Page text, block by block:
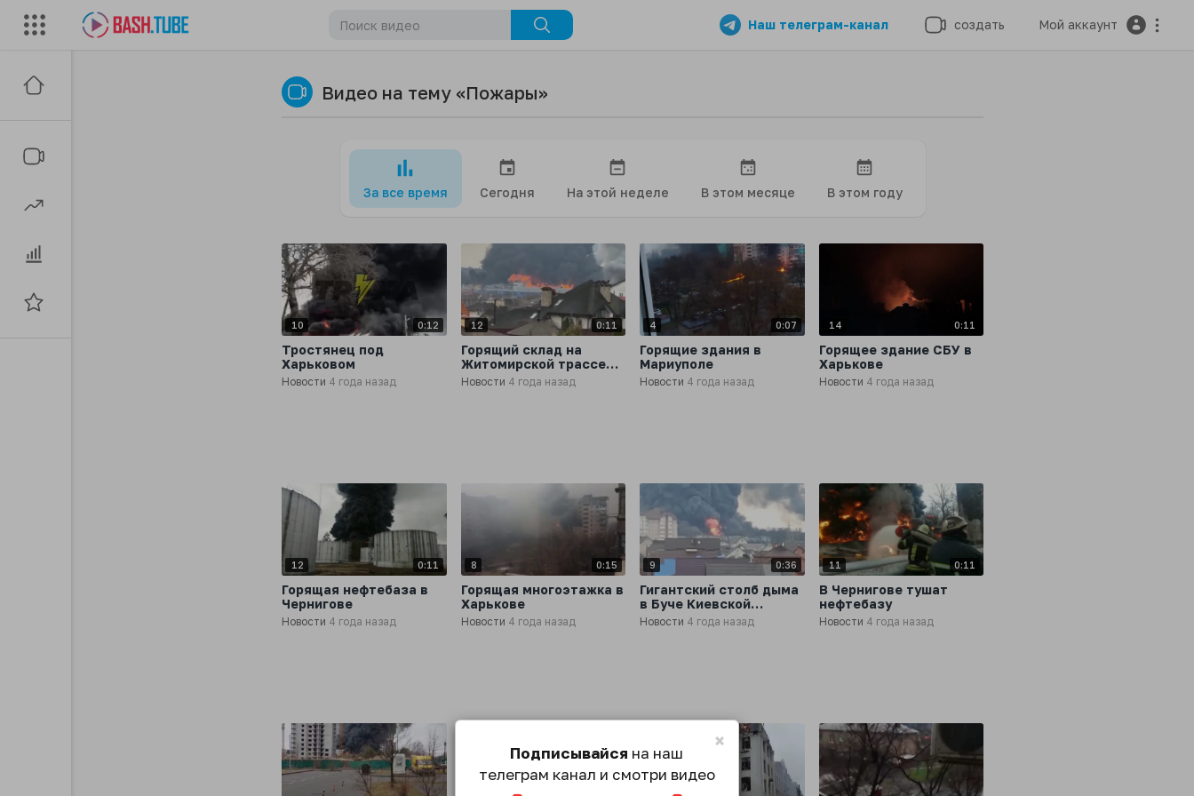
Наш телеграм-канал создать Мой аккаунт
Видео на тему «Пожары»
За все время Сегодня На этой неделе В этом месяце В этом году
10 0:12
Тростянец под
Харьковом
Новости 4 года назад
12 0:11
Горящий склад на
Житомирской трассе
под Киевом
Новости 4 года назад
4 0:07
Горящие здания в
Мариуполе
Новости 4 года назад
14 0:11
Горящее здание СБУ в
Харькове
Новости 4 года назад
12 0:11
Горящая нефтебаза в
Чернигове
Новости 4 года назад
8 0:15
Горящая многоэтажка в
Харькове
Новости 4 года назад
9 0:36
Гигантский столб дыма
в Буче Киевской
области
Новости 4 года назад
11 0:11
В Чернигове тушат
нефтебазу
Новости 4 года назад
×
Подписывайся на наш
телеграм канал и смотри видео